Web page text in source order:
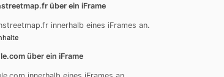
über ein iFrame
innerhalb eines iFrames an.
über ein iFrame